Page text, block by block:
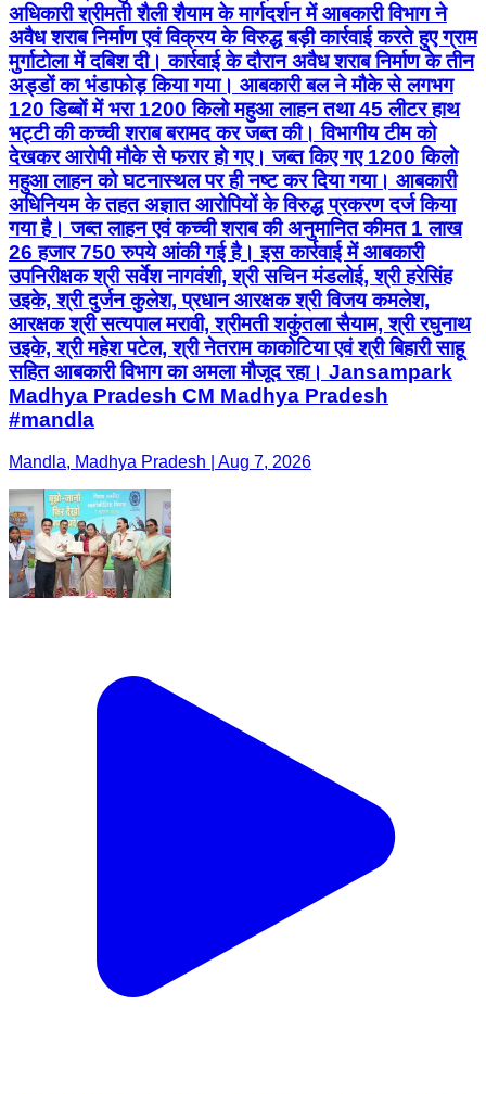
अधिकारी श्रीमती शैली शैयाम के मार्गदर्शन में आबकारी विभाग ने
अवैध शराब निर्माण एवं विक्रय के विरुद्ध बड़ी कार्रवाई करते हुए ग्राम
मुर्गाटोला में दबिश दी। कार्रवाई के दौरान अवैध शराब निर्माण के तीन
अड्डों का भंडाफोड़ किया गया। आबकारी बल ने मौके से लगभग
120 डिब्बों में भरा 1200 किलो महुआ लाहन तथा 45 लीटर हाथ
भट्टी की कच्ची शराब बरामद कर जब्त की। विभागीय टीम को
देखकर आरोपी मौके से फरार हो गए। जब्त किए गए 1200 किलो
महुआ लाहन को घटनास्थल पर ही नष्ट कर दिया गया। आबकारी
अधिनियम के तहत अज्ञात आरोपियों के विरुद्ध प्रकरण दर्ज किया
गया है। जब्त लाहन एवं कच्ची शराब की अनुमानित कीमत 1 लाख
26 हजार 750 रुपये आंकी गई है। इस कार्रवाई में आबकारी
उपनिरीक्षक श्री सर्वेश नागवंशी, श्री सचिन मंडलोई, श्री हरेसिंह
उइके, श्री दुर्जन कुलेश, प्रधान आरक्षक श्री विजय कमलेश,
आरक्षक श्री सत्यपाल मरावी, श्रीमती शकुंतला सैयाम, श्री रघुनाथ
उइके, श्री महेश पटेल, श्री नेतराम काकोटिया एवं श्री बिहारी साहू
सहित आबकारी विभाग का अमला मौजूद रहा। Jansampark
Madhya Pradesh CM Madhya Pradesh
#mandla
Mandla, Madhya Pradesh | Aug 7, 2026